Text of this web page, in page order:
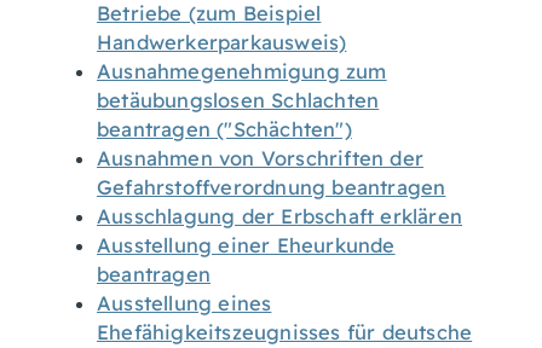
Betriebe (zum Beispiel
Handwerkerparkausweis)
Ausnahmegenehmigung zum
betäubungslosen Schlachten
beantragen ("Schächten")
Ausnahmen von Vorschriften der
Gefahrstoffverordnung beantragen
Ausschlagung der Erbschaft erklären
Ausstellung einer Eheurkunde
beantragen
Ausstellung eines
Ehefähigkeitszeugnisses für deutsche